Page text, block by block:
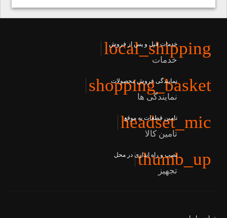
local_shipping
خدمات قبل و پس از فروش
خدمات
shopping_basket
نمایندگی فروش محصولات
نمایندگی ها
headset_mic
تامین قطعات به موقع
تامین کالا
thumb_up
نصب و راه اندازی در محل
تجهیز